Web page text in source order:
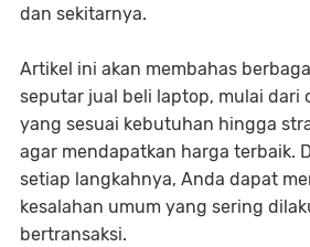
dan sekitarnya.
Artikel ini akan membahas
seputar jual beli laptop, mulai dari
yang sesuai kebutuhan hingga
agar mendapatkan harga terbaik.
setiap langkahnya, Anda dapat
kesalahan umum yang sering
bertransaksi.